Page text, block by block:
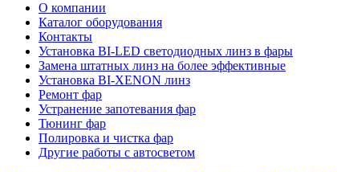
О компании
Каталог оборудования
Контакты
Установка BI-LED светодиодных линз в фары
Замена штатных линз на более эффективные
Установка BI-XENON линз
Ремонт фар
Устранение запотевания фар
Тюнинг фар
Полировка и чистка фар
Другие работы с автосветом